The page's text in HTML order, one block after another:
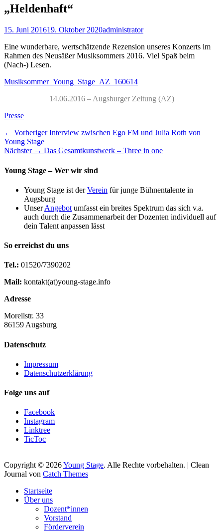
„Heldenhaft“
Posted
15. Juni 201619. Oktober 2020Autor
administrator
Eine wunderbare, wertschätzende Rezension unseres Konzerts im
Rahmen des Neusäßer Musiksommers 2016. Viel Spaß beim
(Nach-) Lesen.
Musiksommer_Young_Stage_AZ_160614
14.06.2016 – Augsburger Zeitung (AZ)
Kategorien
Presse
Beitragsnavigation
← Vorheriger Vorheriger
Interview zwischen Ego FM und Julia Roth von
Young Stage
Nächster → Nächster
Das Gesamtkunstwerk – Three in one
Young Stage – Wer wir sind
Young Stage ist derVerein für junge Bühnentalente in
Augsburg
UnserAngebot umfasst ein breites Spektrum das sich v.a.
auch durch die Zusammenarbeit der Dozenten individuell auf
dein Talent anpassen lässt
So erreichst du uns
Tel.: 01520/7390202
Mail: kontakt(at)young-stage.info
Adresse
Morellstr. 33
86159 Augsburg
Datenschutz
Impressum
Datenschutzerklärung
Folge uns auf
Facebook
Instagram
Linktree
TicToc
Copyright © 2026Young Stage. Alle Rechte vorbehalten. | Clean
Journal von Catch Themes
oben
scrollen
Startseite
Über uns
Dozent*innen
Vorstand
Förderverein